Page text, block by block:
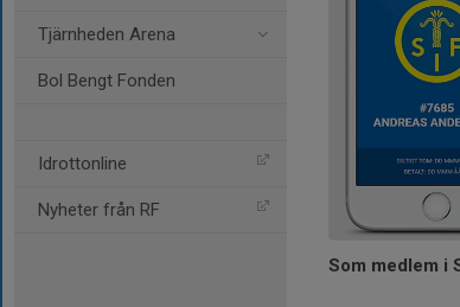
Tjärnheden Arena
Bol Bengt Fonden
Idrottonline
Nyheter från RF
Som medlem i